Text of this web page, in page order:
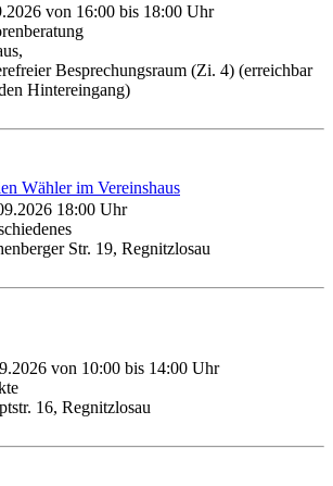
von 16:00 bis 18:00 Uhr
Besprechungsraum (Zi. 4) (erreichbar
Hintereingang)
Wähler im Vereinshaus
18:00 Uhr
Str. 19, Regnitzlosau
von 10:00 bis 14:00 Uhr
16, Regnitzlosau